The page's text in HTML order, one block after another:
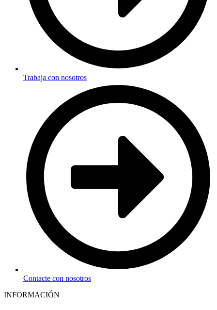
Trabaja con nosotros
Contacte con nosotros
INFORMACIÓN